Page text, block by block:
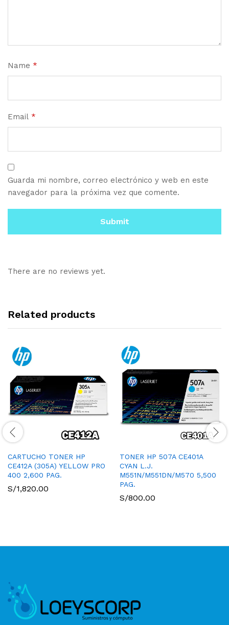
Name *
Email *
Guarda mi nombre, correo electrónico y web en este
navegador para la próxima vez que comente.
There are no reviews yet.
Related products
CARTUCHO TONER HP
CE412A (305A) YELLOW PRO
400 2,600 PAG.
S/1,820.00
TONER HP 507A CE401A
CYAN L.J.
M551N/M551DN/M570 5,500
PAG.
S/800.00